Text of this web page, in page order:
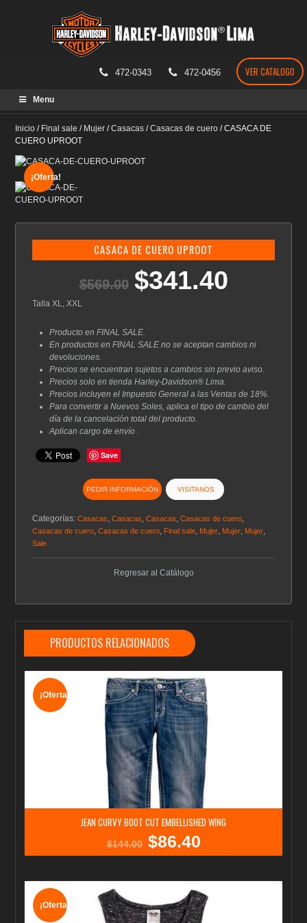
472-0343 472-0456 VER CATALOGO
Menu
Inicio / Final sale / Mujer /Casacas /Casacas de cuero /CASACA DE
CUERO UPROOT
¡Oferta!
CASACA DE CUERO UPROOT
$569.00 El
precio
$569.00.
$341.40El
Talla XL, XXL
Producto en FINAL SALE.
En productos en FINAL SALE no se aceptan cambios ni
devoluciones.
Precios se encuentran sujetos a cambios sin previo aviso.
Precios solo en tienda Harley-Davidson® Lima.
Precios incluyen el Impuesto General a las Ventas de 18%.
Para convertir a Nuevos Soles, aplica el tipo de cambio del
día de la cancelación total del producto.
Aplican cargo de envío .
Save
PEDIR INFORMACIÓN VISITANOS
Categorías:Casacas ,Casacas ,Casacas ,Casacas de cuero
Casacas de cuero ,Casacas de cuero Final sale Mujer Mujer Mujer
Sale
Regresar al Catálogo
PRODUCTOS RELACIONADOS
¡Oferta!
JEAN CURVY BOOT CUT EMBELLISHED WING
$144.00
El
$86.40El
¡Oferta!